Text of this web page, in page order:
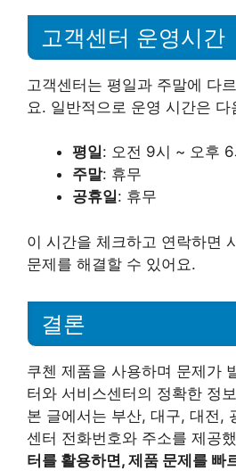
고객센터 운영시간
고객센터는 평일과 주말에 다
요. 일반적으로 운영 시간은 다
평일: 오전 9시 ~ 오후 6
주말: 휴무
공휴일: 휴무
이 시간을 체크하고 연락하면
문제를 해결할 수 있어요.
결론
쿠첸 제품을 사용하며 문제가
터와 서비스센터의 정확한 정
본 글에서는 부산, 대구, 대전,
센터 전화번호와 주소를 제공
터를 활용하면, 제품 문제를 빠